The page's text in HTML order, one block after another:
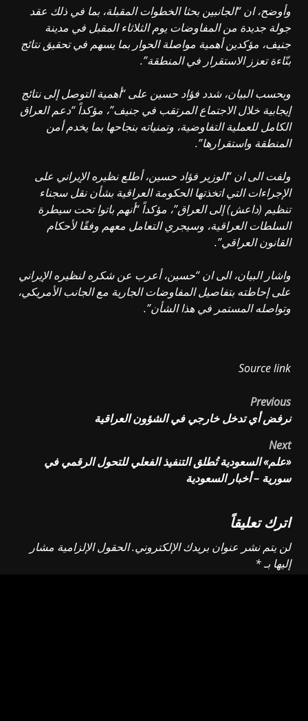
وأوضح، ان “الجانبين بحثا الخطوات المقبلة، بما في ذلك عقد
جولة جديدة من المفاوضات يوم الثلاثاء المقبل في مدينة
جنيف، مؤكدين أهمية مواصلة الحوار بما يسهم في تحقيق نتائج
بنّاءة تعزز الاستقرار في المنطقة”.
وبحسب البيان، شدد فؤاد حسين على “أهمية التوصل إلى نتائج
إيجابية خلال الاجتماع المرتقب في جنيف”، مؤكداً “دعم العراق
الكامل للعملية التفاوضية، وتمنياته بنجاحها بما يخدم أمن
المنطقة واستقرارها”.
ولفت الى ان “الوزير فؤاد حسين، أطلع نظيره الإيراني على
الإجراءات التي اتخذتها الحكومة العراقية بشأن نقل سجناء
تنظيم (داعش) إلى العراق”، مؤكداً “أنهم باتوا تحت سيطرة
السلطات العراقية، وسيجري التعامل معهم وفقًا لأحكام
القانون العراقي”.
واشار البيان، الى ان “حسين، أعرب عن شكره لنظيره الإيراني
على إحاطته بتفاصيل المفاوضات الجارية مع الجانب الأمريكي،
وتواصله المستمر في هذا الشأن”.
Source link
Post
navigation
Previous
نرفض أي تدخل خارجي في الشؤون العراقية
Next
«علم» السعودية تُطلق التنفيذ الفعلي للتحول الرقمي في
سورية – أخبار السعودية
اترك تعليقاً
لن يتم نشر عنوان بريدك الإلكتروني.الحقول الإلزامية مشار
إليها بـ*